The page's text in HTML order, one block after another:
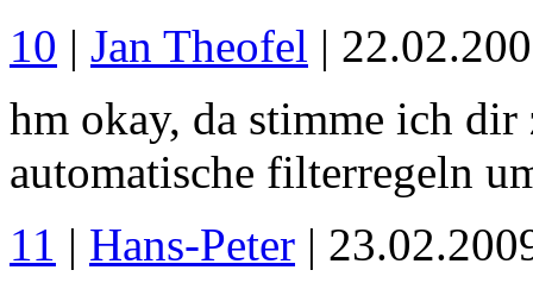
10 | Jan Theofel |
hm okay, da stimme ich
automatische filterregeln
11 | Hans-Peter |